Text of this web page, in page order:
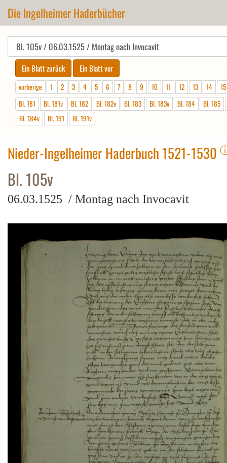
Die Ingelheimer Haderbücher
vorherige 1 2 3 4 5 6 7 8 9 10 11 12 13 14
15
Bl. 181
Bl. 181v Bl. 182 Bl. 182v Bl. 183 Bl. 183v Bl. 184
Bl. 185
Bl. 184v
Bl. 191 Bl. 191v
Nieder-Ingelheimer Haderbuch 1521-1530
Bl. 105v
06.03.1525 / Montag nach Invocavit